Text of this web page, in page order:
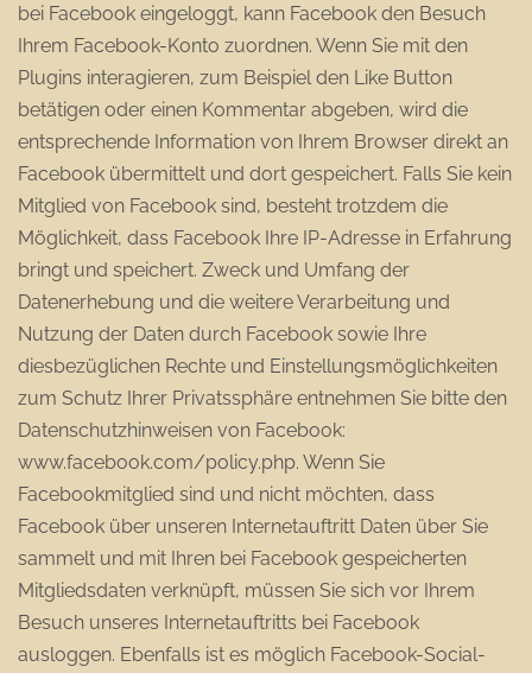
bei Facebook eingeloggt, kann Facebook den Besuch
Ihrem Facebook-Konto zuordnen. Wenn Sie mit den
Plugins interagieren, zum Beispiel den Like Button
betätigen oder einen Kommentar abgeben, wird die
entsprechende Information von Ihrem Browser direkt an
Facebook übermittelt und dort gespeichert. Falls Sie kein
Mitglied von Facebook sind, besteht trotzdem die
Möglichkeit, dass Facebook Ihre IP-Adresse in Erfahrung
bringt und speichert. Zweck und Umfang der
Datenerhebung und die weitere Verarbeitung und
Nutzung der Daten durch Facebook sowie Ihre
diesbezüglichen Rechte und Einstellungsmöglichkeiten
zum Schutz Ihrer Privatssphäre entnehmen Sie bitte den
Datenschutzhinweisen von Facebook:
www.facebook.com/policy.php. Wenn Sie
Facebookmitglied sind und nicht möchten, dass
Facebook über unseren Internetauftritt Daten über Sie
sammelt und mit Ihren bei Facebook gespeicherten
Mitgliedsdaten verknüpft, müssen Sie sich vor Ihrem
Besuch unseres Internetauftritts bei Facebook
ausloggen. Ebenfalls ist es möglich Facebook-Social-